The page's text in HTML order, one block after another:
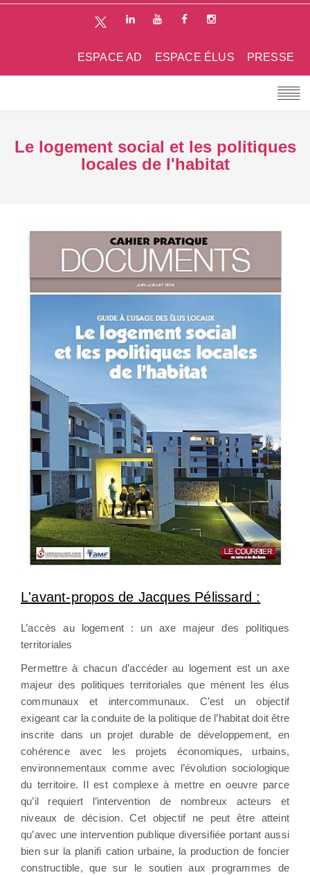
PRESSE
ESPACE ÉLUS
ESPACE AD
Le logement social et les politiques
locales de l'habitat
L'avant-propos de Jacques Pélissard :
L’accès au logement : un axe majeur des politiques
territoriales
Permettre à chacun d’accéder au logement est un axe
majeur des politiques territoriales que mènent les élus
communaux et intercommunaux. C’est un objectif
exigeant car la conduite de la politique de l’habitat doit être
inscrite dans un projet durable de développement, en
cohérence avec les projets économiques, urbains,
environnementaux comme avec l’évolution sociologique
du territoire. Il est complexe à mettre en oeuvre parce
qu’il requiert l’intervention de nombreux acteurs et
niveaux de décision. Cet objectif ne peut être atteint
qu’avec une intervention publique diversifiée portant aussi
bien sur la planiﬁ cation urbaine, la production de foncier
constructible, que sur le soutien aux programmes de